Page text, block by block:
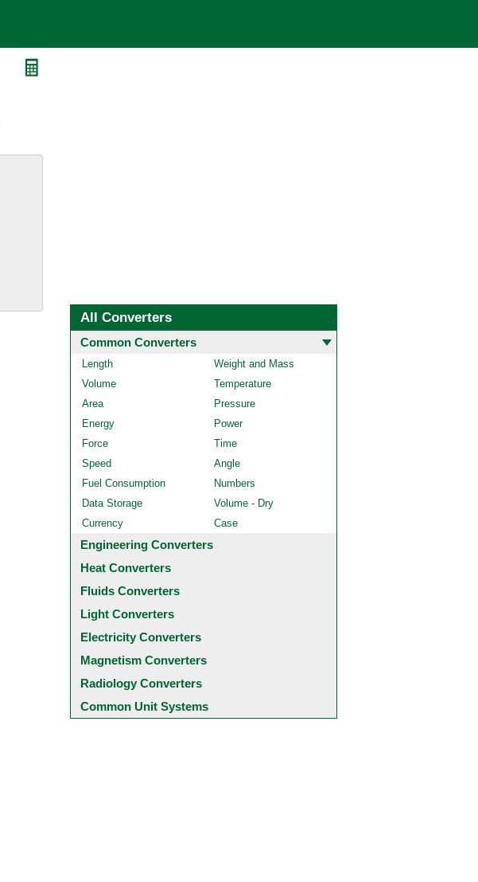
All Converters
Common Converters
Length
Weight and Mass
Volume
Temperature
Area
Pressure
Energy
Power
Force
Time
Speed
Angle
Fuel Consumption
Numbers
Data Storage
Volume - Dry
Currency
Case
Engineering Converters
Heat Converters
Fluids Converters
Light Converters
Electricity Converters
Magnetism Converters
Radiology Converters
Common Unit Systems